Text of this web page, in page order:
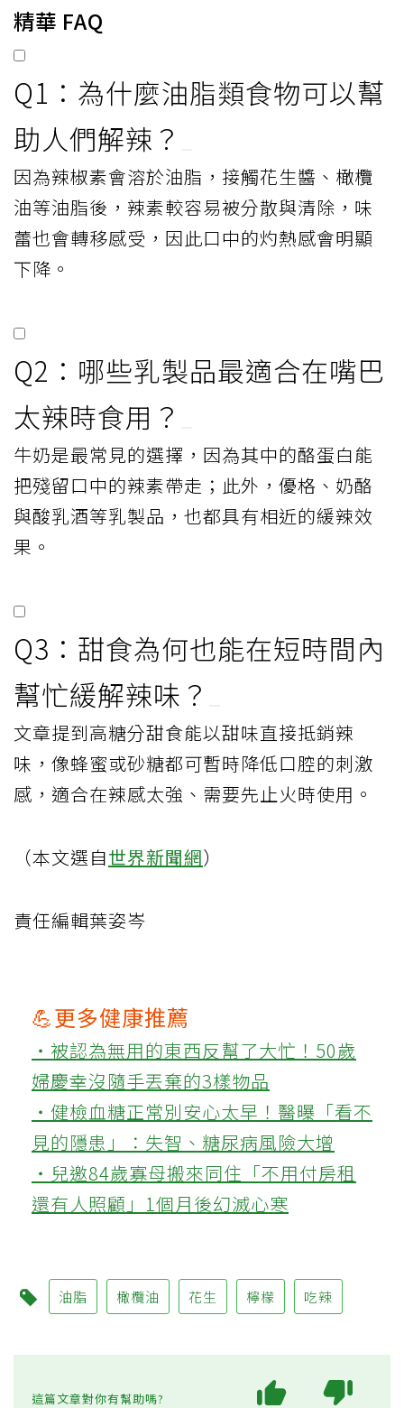
精華 FAQ
Q1：為什麼油脂類食物可以幫
助人們解辣？
因為辣椒素會溶於油脂，接觸花生醬、橄欖
油等油脂後，辣素較容易被分散與清除，味
蕾也會轉移感受，因此口中的灼熱感會明顯
下降。
Q2：哪些乳製品最適合在嘴巴
太辣時食用？
牛奶是最常見的選擇，因為其中的酪蛋白能
把殘留口中的辣素帶走；此外，優格、奶酪
與酸乳酒等乳製品，也都具有相近的緩辣效
果。
Q3：甜食為何也能在短時間內
幫忙緩解辣味？
文章提到高糖分甜食能以甜味直接抵銷辣
味，像蜂蜜或砂糖都可暫時降低口腔的刺激
感，適合在辣感太強、需要先止火時使用。
（本文選自世界新聞網）
責任編輯葉姿岑
💪更多健康推薦
‧被認為無用的東西反幫了大忙！50歲
婦慶幸沒隨手丟棄的3樣物品
‧健檢血糖正常別安心太早！醫曝「看不
見的隱患」：失智、糖尿病風險大增
‧兒邀84歲寡母搬來同住「不用付房租
還有人照顧」1個月後幻滅心寒
油脂 橄欖油 花生 檸檬 吃辣
這篇文章對你有幫助嗎?